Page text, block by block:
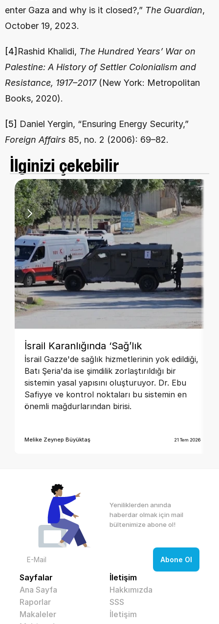
enter Gaza and why is it closed?,” The Guardian,
October 19, 2023.
[4] Rashid Khalidi, The Hundred Years’ War on
Palestine: A History of Settler Colonialism and
Resistance, 1917–2017 (New York: Metropolitan
Books, 2020).
[5]
Foreign Affairs 85, no. 2 (2006): 69–82.
İlginizi çekebilir
İsrail Karanlığında ‘Sağ’lık
İsrail Gazze'de sağlık hizmetlerinin yok edildiği,
Batı Şeria'da ise şimdilik zorlaştırıldığı bir
sistemin yasal yapısını oluşturuyor. Dr. Ebu
Safiyye ve kontrol noktaları bu sistemin en
önemli mağdurlarından birisi.
Melike Zeynep Büyüktaş 21 Tem 2026
Sayfalar
Ana Sayfa
Raporlar
Makaleler
İletişim
Hakkımızda
SSS
İletişim
Yeniliklerden anında
haberdar olmak için mail
bültenimize abone ol!